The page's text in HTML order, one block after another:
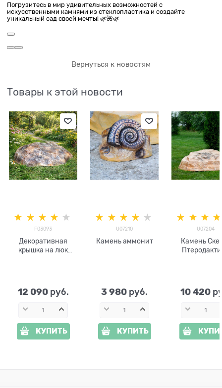
Погрузитесь в мир удивительных возможностей с
искусственными камнями из стеклопластика и создайте
уникальный сад своей мечты! 🌿🌺🌿
Вернуться к новостям
Товары к этой новости
F03093
Декоративная
крышка на люк
12 090 руб.
КУПИТЬ
U07210
Камень аммонит
3 980 руб.
КУПИТЬ
U07204
Камень
10 420